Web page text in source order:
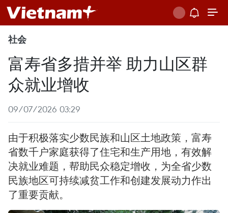
社会
富寿省多措并举 助力山区群
众就业增收
09/07/2026 03:29
由于积极落实少数民族和山区土地政策，富寿
省数千户家庭获得了住宅和生产用地，有效解
决就业难题，帮助民众稳定增收，为全省少数
民族地区可持续减贫工作和创建发展动力作出
了重要贡献。